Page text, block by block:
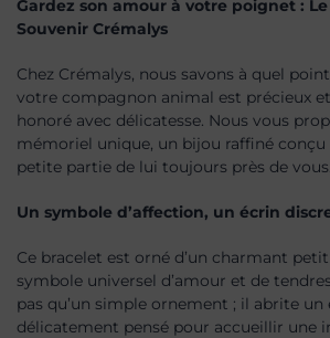
Gardez son amour à votre poignet :
Souvenir Crémalys
Chez Crémalys, nous savons à quel
votre compagnon animal est précieux
honoré avec délicatesse. Nous vous
mémoriel unique, un bijou raffiné
petite partie de lui toujours près de vous.
Un symbole d’affection, un écrin
Ce bracelet est orné d’un charmant
symbole universel d’amour et de
pas qu’un simple ornement ; il abrite un
délicatement pensé pour accueillir une